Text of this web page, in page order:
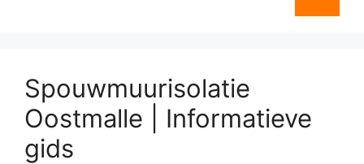
Spouwmuurisolatie
Oostmalle | Informatieve
gids